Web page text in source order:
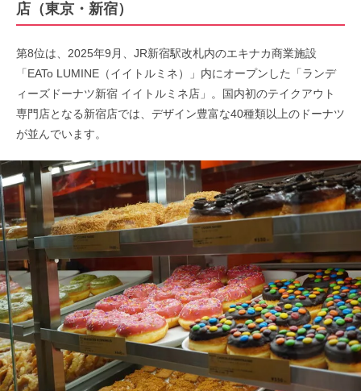
店（東京・新宿）
第8位は、2025年9月、JR新宿駅改札内のエキナカ商業施設
「EATo LUMINE（イイトルミネ）」内にオープンした「ランデ
ィーズドーナツ新宿 イイトルミネ店」。国内初のテイクアウト
専門店となる新宿店では、デザイン豊富な40種類以上のドーナツ
が並んでいます。